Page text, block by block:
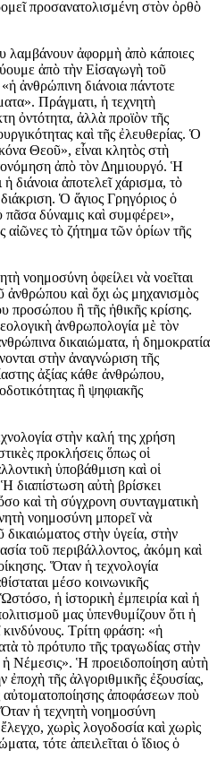
προσανατολισμένη στὸν ὀρθὸ
ἀφορμὴ ἀπὸ κάποιες
ἀπὸ τὴν Εἰσαγωγὴ τοῦ
ἀνθρώπινη διάνοια πάντοτε
Πράγματι, ἡ τεχνητὴ
ὀντότητα, ἀλλὰ προϊὸν τῆς
καὶ τῆς ἐλευθερίας. Ὁ
Θεοῦ», εἶναι κλητὸς στὴ
ἀπὸ τὸν Δημιουργό. Ἡ
διάνοια ἀποτελεῖ χάρισμα, τὸ
Ὁ ἅγιος Γρηγόριος ὁ
πᾶσα δύναμις καὶ συμφέρει»,
αἰῶνες τὸ ζήτημα τῶν ὁρίων τῆς
νοημοσύνη ὀφείλει νὰ νοεῖται
ἀνθρώπου καὶ ὄχι ὡς μηχανισμὸς
προσώπου ἢ τῆς ἠθικῆς κρίσης.
ἀνθρωπολογία μὲ τὸν
δικαιώματα, ἡ δημοκρατία
στὴν ἀναγνώριση τῆς
ἀξίας κάθε ἀνθρώπου,
ἢ ψηφιακῆς
στὴν καλή της χρήση
προκλήσεις ὅπως οἱ
ὑποβάθμιση καὶ οἱ
διαπίστωση αὐτὴ βρίσκει
καὶ τὴ σύγχρονη συνταγματικὴ
νοημοσύνη μπορεῖ νὰ
στὴν ὑγεία, στὴν
τοῦ περιβάλλοντος, ἀκόμη καὶ
Ὅταν ἡ τεχνολογία
μέσο κοινωνικῆς
ἡ ἱστορικὴ ἐμπειρία καὶ ἡ
μας ὑπενθυμίζουν ὅτι ἡ
Τρίτη φράση: «ἡ
τὸ πρότυπο τῆς τραγωδίας στὴν
Νέμεσις». Ἡ προειδοποίηση αὐτὴ
ἐποχὴ τῆς ἀλγοριθμικῆς ἐξουσίας,
αὐτοματοποίησης ἀποφάσεων ποὺ
ἡ τεχνητὴ νοημοσύνη
χωρὶς λογοδοσία καὶ χωρὶς
τότε ἀπειλεῖται ὁ ἴδιος ὁ